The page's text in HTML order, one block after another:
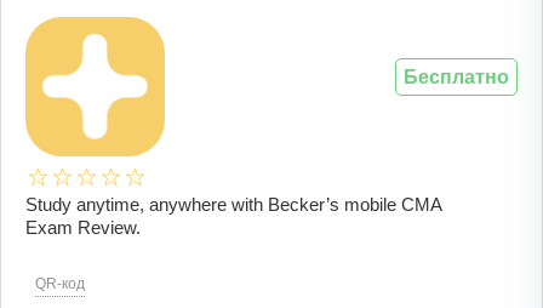
Study anytime, anywhere with Becker’s mobile CMA
Exam Review.
QR-код
Бесплатно